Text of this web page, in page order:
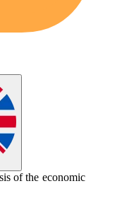
of the economic